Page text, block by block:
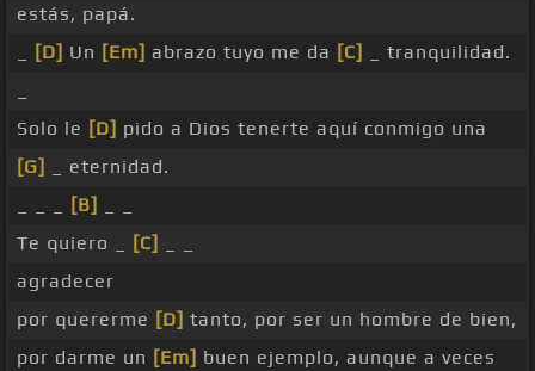
estás, papá.
[D] Un [Em] abrazo tuyo me da [C]
_ tranquilidad.
Solo le [D] pido a Dios tenerte aquí conmigo una
[G]
_ eternidad.
[B]
Te quiero _
[C]
agradecer
por quererme [D] tanto, por ser un hombre de bien,
por darme un [Em] buen ejemplo, aunque a veces